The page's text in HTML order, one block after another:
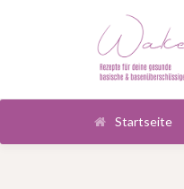
Startseite